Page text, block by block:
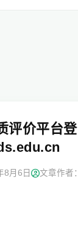
评价平台登
8月6日
文章作者